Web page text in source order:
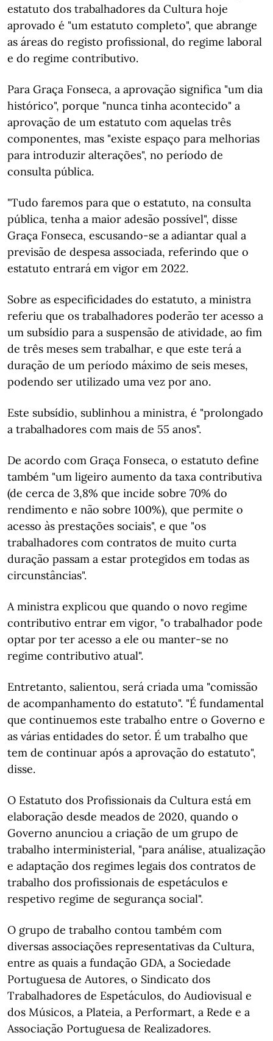
estatuto dos trabalhadores da Cultura hoje
aprovado é "um estatuto completo", que abrange
as áreas do registo profissional, do regime laboral
e do regime contributivo.
Para Graça Fonseca, a aprovação significa "um dia
histórico", porque "nunca tinha acontecido" a
aprovação de um estatuto com aquelas três
componentes, mas "existe espaço para melhorias
para introduzir alterações", no período de
consulta pública.
"Tudo faremos para que o estatuto, na consulta
pública, tenha a maior adesão possível", disse
Graça Fonseca, escusando-se a adiantar qual a
previsão de despesa associada, referindo que o
estatuto entrará em vigor em 2022.
Sobre as especificidades do estatuto, a ministra
referiu que os trabalhadores poderão ter acesso a
um subsídio para a suspensão de atividade, ao fim
de três meses sem trabalhar, e que este terá a
duração de um período máximo de seis meses,
podendo ser utilizado uma vez por ano.
Este subsídio, sublinhou a ministra, é "prolongado
a trabalhadores com mais de 55 anos".
De acordo com Graça Fonseca, o estatuto define
também "um ligeiro aumento da taxa contributiva
(de cerca de 3,8% que incide sobre 70% do
rendimento e não sobre 100%), que permite o
acesso às prestações sociais", e que "os
trabalhadores com contratos de muito curta
duração passam a estar protegidos em todas as
circunstâncias".
A ministra explicou que quando o novo regime
contributivo entrar em vigor, "o trabalhador pode
optar por ter acesso a ele ou manter-se no
regime contributivo atual".
Entretanto, salientou, será criada uma "comissão
de acompanhamento do estatuto". "É fundamental
que continuemos este trabalho entre o Governo e
as várias entidades do setor. É um trabalho que
tem de continuar após a aprovação do estatuto",
disse.
O Estatuto dos Profissionais da Cultura está em
elaboração desde meados de 2020, quando o
Governo anunciou a criação de um grupo de
trabalho interministerial, "para análise, atualização
e adaptação dos regimes legais dos contratos de
trabalho dos profissionais de espetáculos e
respetivo regime de segurança social".
O grupo de trabalho contou também com
diversas associações representativas da Cultura,
entre as quais a fundação GDA, a Sociedade
Portuguesa de Autores, o Sindicato dos
Trabalhadores de Espetáculos, do Audiovisual e
dos Músicos, a Plateia, a Performart, a Rede e a
Associação Portuguesa de Realizadores.